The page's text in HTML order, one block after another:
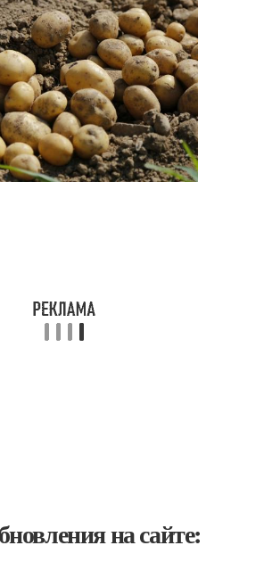
на сайте: